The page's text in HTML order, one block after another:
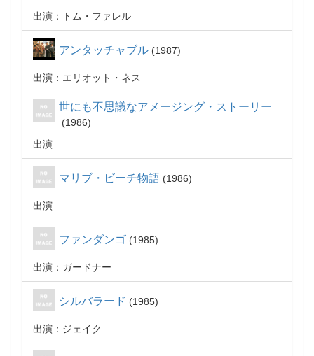
出演：トム・ファレル
アンタッチャブル 1987
出演：エリオット・ネス
世にも不思議なアメージング・ストーリー
1986
出演
マリブ・ビーチ物語 1986
出演
ファンダンゴ 1985
出演：ガードナー
シルバラード 1985
出演：ジェイク